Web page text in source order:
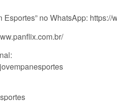
Esportes” no WhatsApp: